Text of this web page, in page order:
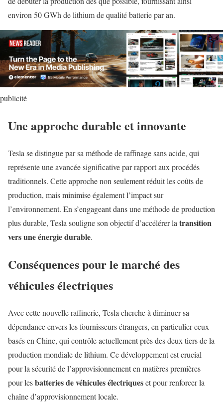
environ 50 GWh de lithium de qualité batterie par an.
publicité
Une approche durable et innovante
Tesla se distingue par sa méthode de raffinage sans acide, qui
représente une avancée significative par rapport aux procédés
traditionnels. Cette approche non seulement réduit les coûts de
production, mais minimise également l’impact sur
l’environnement. En s’engageant dans une méthode de production
plus durable, Tesla souligne son objectif d’accélérer la transition
vers une énergie durable.
Conséquences pour le marché des
véhicules électriques
Avec cette nouvelle raffinerie, Tesla cherche à diminuer sa
dépendance envers les fournisseurs étrangers, en particulier ceux
basés en Chine, qui contrôle actuellement près des deux tiers de la
production mondiale de lithium. Ce développement est crucial
pour la sécurité de l’approvisionnement en matières premières
pour lesbatteries de véhicules électriqueset pour renforcer la
chaîne d’approvisionnement locale.